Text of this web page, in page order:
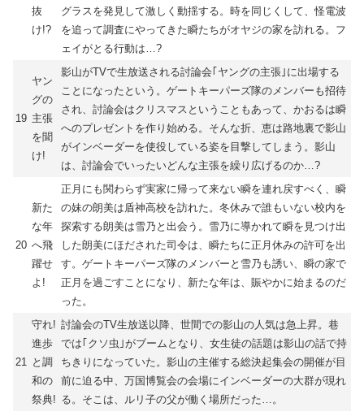
抜
け!?
グラスを発見して激しく動揺する。時を同じくして、怪電波
を追って調査にやってきた瞬たちがオヤジの家を訪れる。フ
ェイがとる行動は…?
19
ヤン
グの
主張
を聞
け!
影山がTVで生放送される討論会｢ヤングの主張｣に出場する
ことになったという。ゲートキーパーズ隊のメンバーも招待
され、討論会はクリスマスということもあって、かおるは瞬
へのプレゼントを作り始める。そんな折、恵は路地裏で影山
がインベーダーを使役している姿を目撃してしまう。影山
は、討論会でいったいどんな主張を繰り広げるのか…?
20
新た
な年
へ飛
躍せ
よ!
正月にも関わらず実家に帰って来ない瞬を連れ戻すべく、瞬
の妹の朗美は盾神高校を訪れた。冬休みで誰もいない校内を
探索する朗美は雪乃と出会う。雪乃に導かれて瞬を見つけ出
した朗美にほだされた司令は、瞬たちに正月休みの許可を出
す。ゲートキーパーズ隊のメンバーと雪乃も誘い、瞬の家で
正月を過ごすことになり、新たな年は、賑やかに始まるのだ
った。
21
守れ!
進歩
と調
和の
祭典!
討論会のTV生放送以降、世間での影山の人気は急上昇。巷
では｢クソ虫｣がブームとなり、女生徒の話題は影山の話で持
ちきりになっていた。影山の主催する総決起集会の開催が目
前に迫る中、万国博覧会の会場にインベーダーの大群が現れ
る。そこは、ルリ子の父が働く場所だった…。